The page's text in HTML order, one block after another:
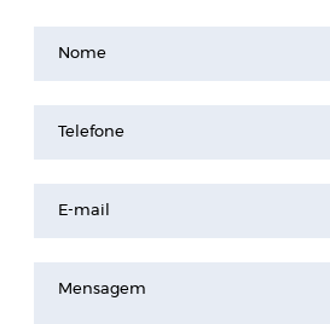
Nome
Telefone
E-mail
Mensagem